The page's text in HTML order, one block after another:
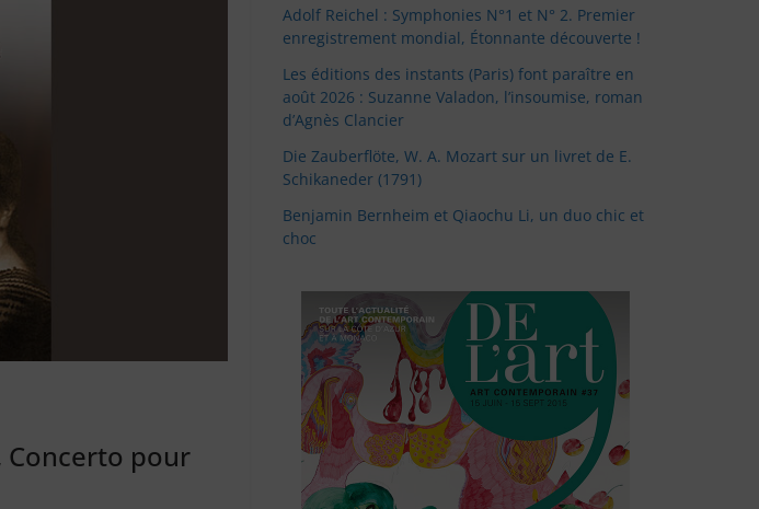
Concerto pour
Adolf Reichel : Symphonies N°1 et N° 2. Premier
enregistrement mondial, Étonnante découverte !
Les éditions des instants (Paris) font paraître en
août 2026 : Suzanne Valadon, l’insoumise, roman
d’Agnès Clancier
Die Zauberflöte, W. A. Mozart sur un livret de E.
Schikaneder (1791)
Benjamin Bernheim et Qiaochu Li, un duo chic et
choc